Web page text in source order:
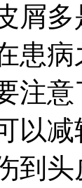
屑
患
注
以
到